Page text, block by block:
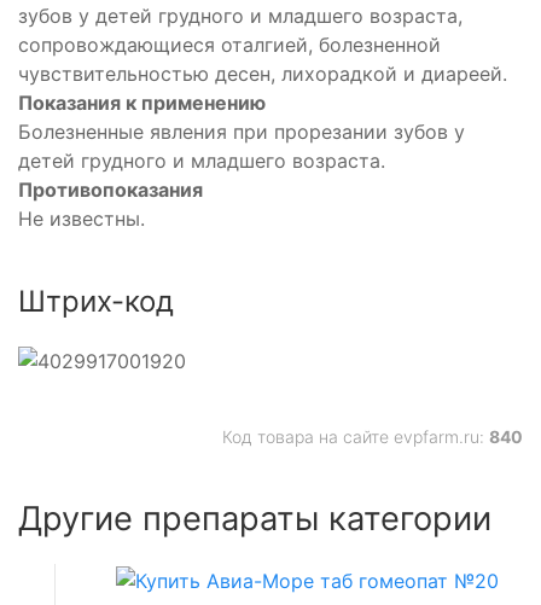
зубов у детей грудного и младшего возраста,
сопровождающиеся оталгией, болезненной
чувствительностью десен, лихорадкой и диареей.
Показания к применению
Болезненные явления при прорезании зубов у
детей грудного и младшего возраста.
Противопоказания
Не известны.
Штрих-код
Код товара на сайте evpfarm.ru: 840
Другие препараты категории